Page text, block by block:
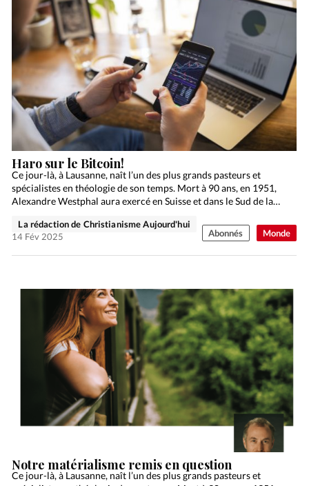
Monde
Haro sur le Bitcoin!
Ce jour-là, à Lausanne, naît l’un des plus grands pasteurs et
spécialistes en théologie de son temps. Mort à 90 ans, en 1951,
Alexandre Westphal aura exercé en Suisse et dans le Sud de la…
La rédaction de Christianisme Aujourd'hui
14 Fév 2025
Abonnés
Notre matérialisme remis en question
Ce jour-là, à Lausanne, naît l’un des plus grands pasteurs et